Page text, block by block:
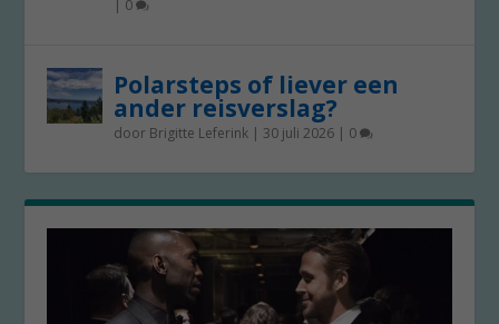
| 0
Polarsteps of liever een
ander reisverslag?
door Brigitte Leferink | 30 juli 2026 | 0